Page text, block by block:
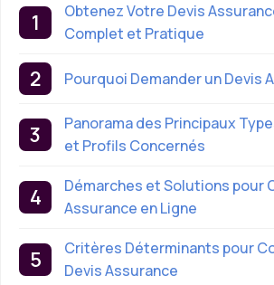
Obtenez Votre Devis
Complet et Pratique
Pourquoi Demander un Devis
Panorama des Principaux
et Profils Concernés
Démarches et Solutions pour
Assurance en Ligne
Critères Déterminants pour
Devis Assurance